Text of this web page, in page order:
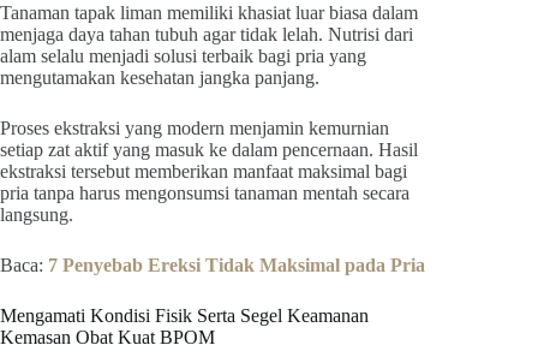
Tanaman tapak liman memiliki khasiat luar biasa dalam
menjaga daya tahan tubuh agar tidak lelah. Nutrisi dari
alam selalu menjadi solusi terbaik bagi pria yang
mengutamakan kesehatan jangka panjang.
Proses ekstraksi yang modern menjamin kemurnian
setiap zat aktif yang masuk ke dalam pencernaan. Hasil
ekstraksi tersebut memberikan manfaat maksimal bagi
pria tanpa harus mengonsumsi tanaman mentah secara
langsung.
Baca: 7 Penyebab Ereksi Tidak Maksimal pada Pria
Mengamati Kondisi Fisik Serta Segel Keamanan
Kemasan Obat Kuat BPOM